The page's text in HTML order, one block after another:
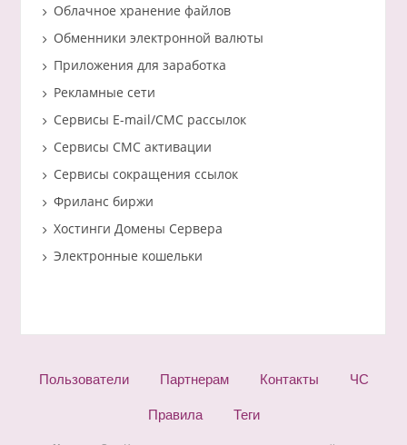
Облачное хранение файлов
Обменники электронной валюты
Приложения для заработка
Рекламные сети
Сервисы E-mail/СМС рассылок
Сервисы СМС активации
Сервисы сокращения ссылок
Фриланс биржи
Хостинги Домены Сервера
Электронные кошельки
Пользователи Партнерам Контакты ЧС
Правила Теги